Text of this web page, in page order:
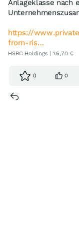
Anlageklasse nach
https://
from-ris…
HSBC Holdings | 16,70 €
0 0